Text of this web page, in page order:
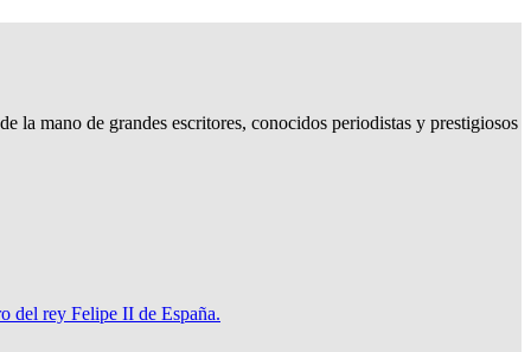
la mano de grandes escritores, conocidos periodistas y prestigiosos